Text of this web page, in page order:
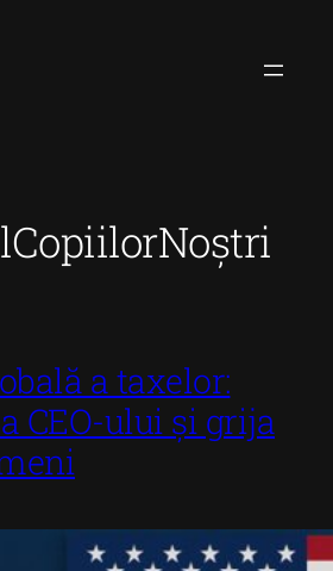
a taxelor:
CEO-ului și grija